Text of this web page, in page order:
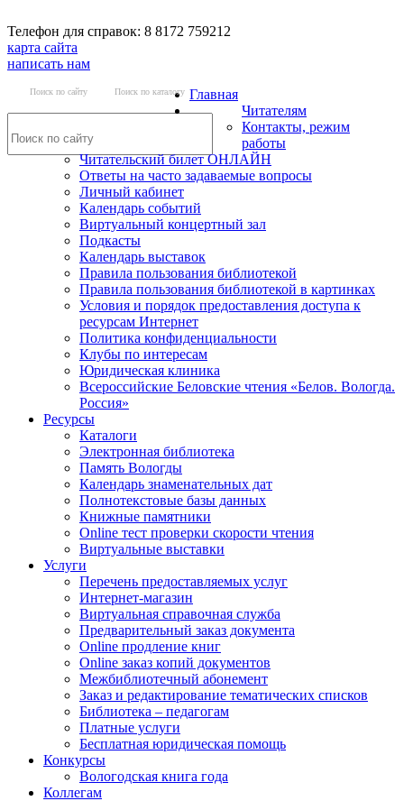
Телефон для справок: 8 8172 759212
карта сайта
написать нам
Поиск по сайту Поиск по каталогу Главная
Читателям
Контакты, режим
работы
Читательский билет ОНЛАЙН
Ответы на часто задаваемые вопросы
Личный кабинет
Календарь событий
Виртуальный концертный зал
Подкасты
Календарь выставок
Правила пользования библиотекой
Правила пользования библиотекой в картинках
Условия и порядок предоставления доступа к
ресурсам Интернет
Политика конфиденциальности
Клубы по интересам
Юридическая клиника
Всероссийские Беловские чтения «Белов. Вологда.
Россия»
Ресурсы
Каталоги
Электронная библиотека
Память Вологды
Календарь знаменательных дат
Полнотекстовые базы данных
Книжные памятники
Online тест проверки скорости чтения
Виртуальные выставки
Услуги
Перечень предоставляемых услуг
Интернет-магазин
Виртуальная справочная служба
Предварительный заказ документа
Online продление книг
Online заказ копий документов
Межбиблиотечный абонемент
Заказ и редактирование тематических списков
Библиотека – педагогам
Платные услуги
Бесплатная юридическая помощь
Конкурсы
Вологодская книга года
Коллегам